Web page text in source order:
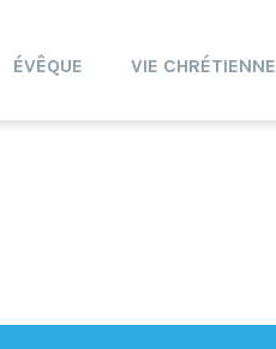
ÉVÊQUE VIE CHRÉTIENNE